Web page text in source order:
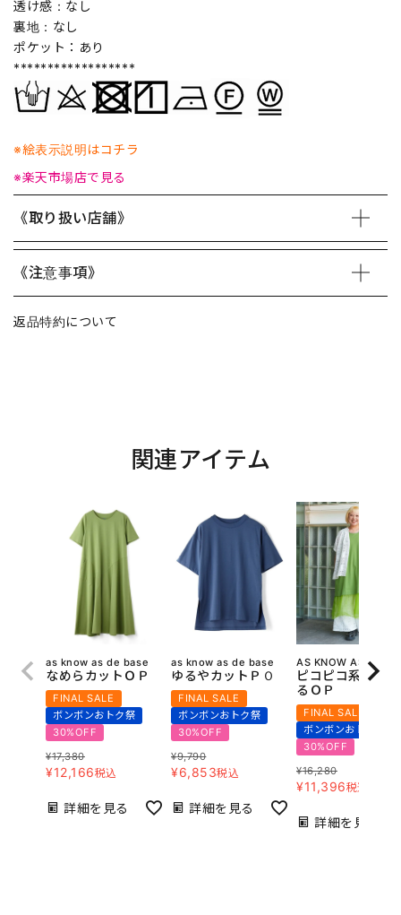
透け感：なし
裏地：なし
ポケット：あり
******************
※絵表示説明はコチラ
※楽天市場店で見る
《取り扱い店舗》
《注意事項》
返品特約について
関連アイテム
as know as de base
なめらカットＯＰ
FINAL SALE
ボンボンおトク祭
30%OFF
¥17,380
¥12,166税込
詳細を見る
as know as de base
ゆるやカットＰＯ
FINAL SALE
ボンボンおトク祭
30%OFF
¥9,790
¥6,853税込
詳細を見る
AS KNOW AS olaca
ピコピコ系色々
るＯＰ
FINAL SALE
ボンボンおトク祭
30%OFF
¥16,280
¥11,396税込
詳細を見る